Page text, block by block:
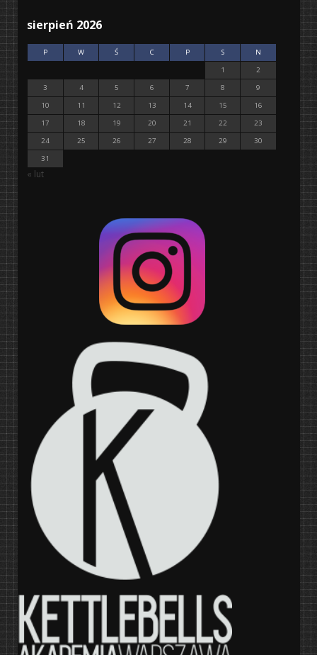
sierpień 2026
P W Ś C P S
N
1
2
3
4 5 6 7 8
9
10
11 12 13 14 15
16
17
18 19 20 21 22
23
24
25 26 27 28 29
30
31
« lut